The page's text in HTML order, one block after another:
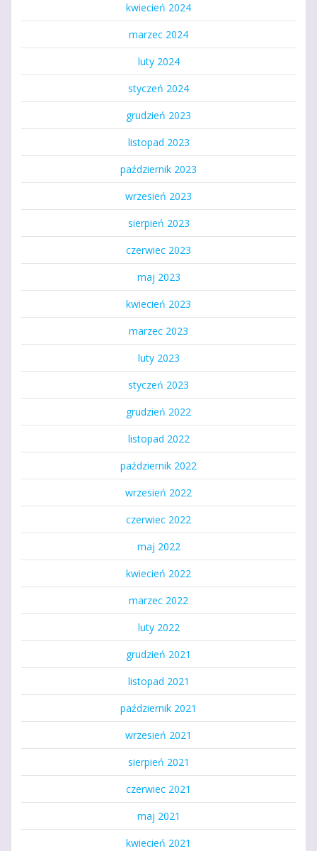
kwiecień 2024
marzec 2024
luty 2024
styczeń 2024
grudzień 2023
listopad 2023
październik 2023
wrzesień 2023
sierpień 2023
czerwiec 2023
maj 2023
kwiecień 2023
marzec 2023
luty 2023
styczeń 2023
grudzień 2022
listopad 2022
październik 2022
wrzesień 2022
czerwiec 2022
maj 2022
kwiecień 2022
marzec 2022
luty 2022
grudzień 2021
listopad 2021
październik 2021
wrzesień 2021
sierpień 2021
czerwiec 2021
maj 2021
kwiecień 2021